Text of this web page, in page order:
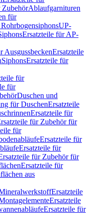
ZubehörAblaufgarnituren
für
UP-
Ersatzteile für AP-
AusgussbeckenErsatzteile
SiphonsErsatzteile für
für
für
Duschen und
für DuschenErsatzteile
Ersatzteile für
für Zubehör für
für
Ersatzteile für
Ersatzteile für
für Zubehör für
Ersatzteile für
aus
Ersatzteile
Ersatzteile
Ersatzteile für